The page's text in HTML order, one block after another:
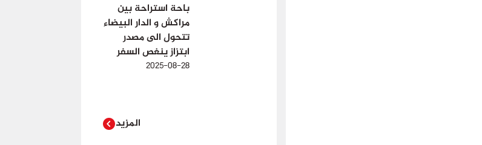
باحة استراحة بين
مراكش و الدار البيضاء
تتحول الى مصدر
ابتزاز ينغص السفر
2025-08-28
المزيد